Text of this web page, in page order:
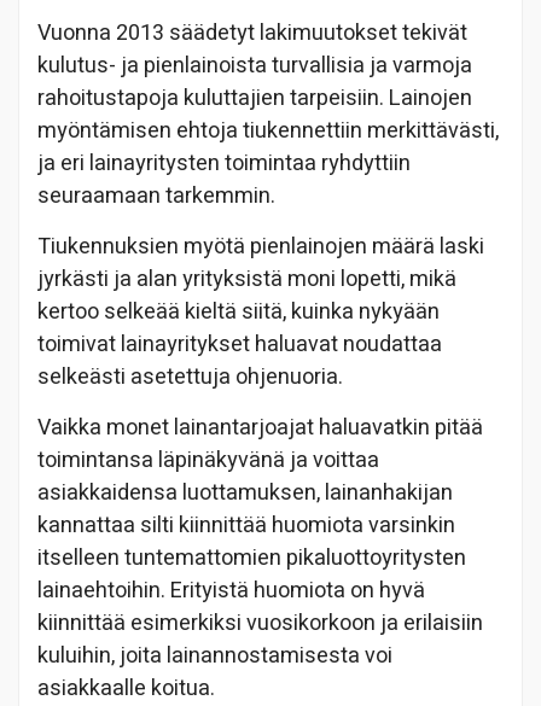
Vuonna 2013 säädetyt lakimuutokset tekivät
kulutus- ja pienlainoista turvallisia ja varmoja
rahoitustapoja kuluttajien tarpeisiin. Lainojen
myöntämisen ehtoja tiukennettiin merkittävästi,
ja eri lainayritysten toimintaa ryhdyttiin
seuraamaan tarkemmin.
Tiukennuksien myötä pienlainojen määrä laski
jyrkästi ja alan yrityksistä moni lopetti, mikä
kertoo selkeää kieltä siitä, kuinka nykyään
toimivat lainayritykset haluavat noudattaa
selkeästi asetettuja ohjenuoria.
Vaikka monet lainantarjoajat haluavatkin pitää
toimintansa läpinäkyvänä ja voittaa
asiakkaidensa luottamuksen, lainanhakijan
kannattaa silti kiinnittää huomiota varsinkin
itselleen tuntemattomien pikaluottoyritysten
lainaehtoihin. Erityistä huomiota on hyvä
kiinnittää esimerkiksi vuosikorkoon ja erilaisiin
kuluihin, joita lainannostamisesta voi
asiakkaalle koitua.